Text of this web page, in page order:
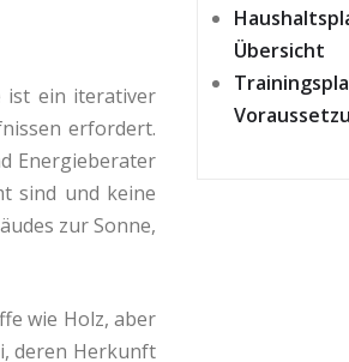
ist ein iterativer
erfordert.
Energieberater
sind und keine
zur Sonne,
wie Holz, aber
deren Herkunft
Übersicht